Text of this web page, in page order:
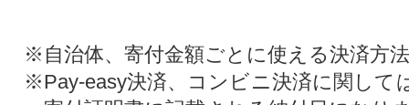
※自治体、寄付金額ごとに使える決済方
※Pay-easy決済、コンビニ決済に関して